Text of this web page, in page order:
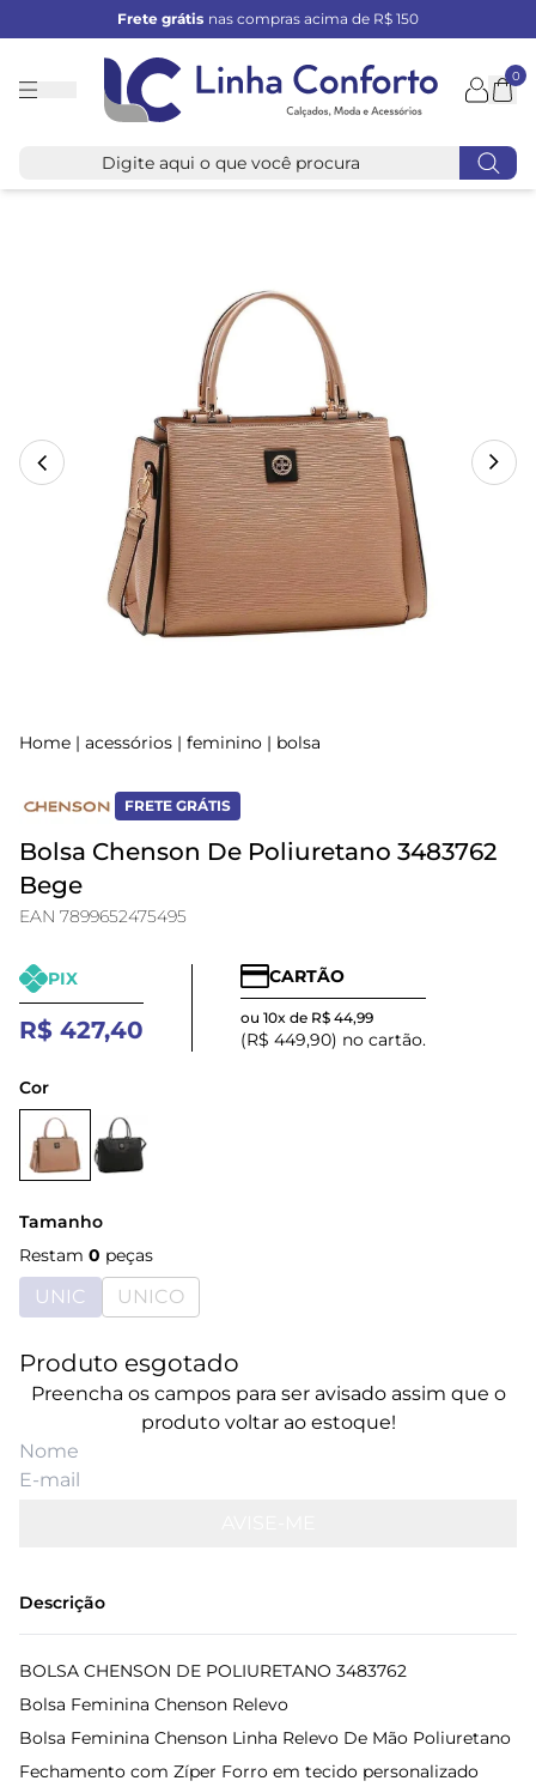
Frete grátis nas compras acima de R$ 150
Linha
0
Home | acessórios | feminino | bolsa
FRETE GRÁTIS
Bolsa Chenson De Poliuretano 3483762
Bege
EAN 7899652475495
PIX
R$ 427,40
CARTÃO
ou 10x de R$ 44,99
(R$ 449,90) no cartão.
Cor
Tamanho
Restam 0 peças
UNIC UNICO
Produto esgotado
Preencha os campos para ser avisado assim que o
produto voltar ao estoque!
Descrição
BOLSA CHENSON DE POLIURETANO 3483762
Bolsa Feminina Chenson Relevo
Bolsa Feminina Chenson Linha Relevo De Mão Poliuretano
Fechamento com Zíper Forro em tecido personalizado